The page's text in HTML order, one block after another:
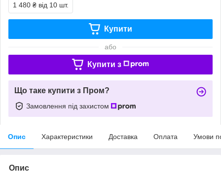
1 480 ₴ від 10 шт.
Купити
або
Купити з
Що таке купити з Пром?
Замовлення під захистом
Опис Характеристики Доставка Оплата Умови
Опис